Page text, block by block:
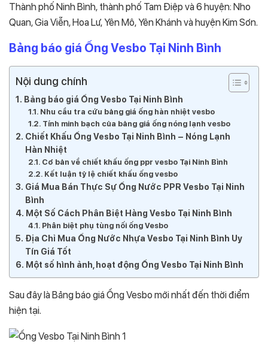
Thành phố Ninh Bình, thành phố Tam Điệp và 6 huyện: Nho
Quan, Gia Viễn, Hoa Lư, Yên Mô, Yên Khánh và huyện Kim Sơn.
Bảng báo giá Ống Vesbo Tại Ninh Bình
Nội dung chính
Bảng báo giá Ống Vesbo Tại Ninh Bình
Nhu cầu tra cứu bảng giá ống hàn nhiệt vesbo
Tính minh bạch của bảng giá ống nóng lạnh vesbo
Chiết Khấu Ống Vesbo Tại Ninh Bình – Nóng Lạnh
Hàn Nhiệt
Cơ bản về chiết khấu ống ppr vesbo Tại Ninh Bình
Kết luận tỷ lệ chiết khấu ống vesbo
Giá Mua Bán Thực Sự Ống Nước PPR Vesbo Tại Ninh
Bình
Một Số Cách Phân Biệt Hàng Vesbo Tại Ninh Bình
Phân biệt phụ tùng nối ống Vesbo
Địa Chỉ Mua Ống Nước Nhựa Vesbo Tại Ninh Bình Uy
Tín Giá Tốt
Một số hình ảnh, hoạt động Ống Vesbo Tại Ninh Bình
Sau đây là Bảng báo giá Ống Vesbo mới nhất đến thời điểm
hiện tại.